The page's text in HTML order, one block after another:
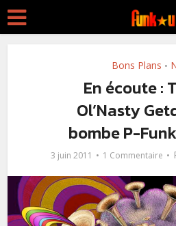
Bons Plans •
En écoute :
Ol’Nasty
bombe P-Funk
3 juin 2011 1 Commentaire